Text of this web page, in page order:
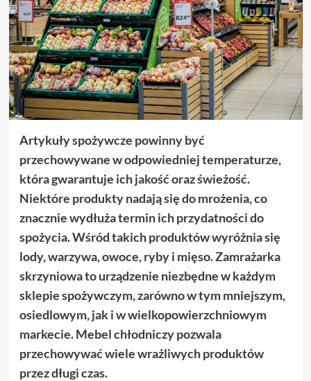
Artykuły spożywcze powinny być
przechowywane w odpowiedniej temperaturze,
która gwarantuje ich jakość oraz świeżość.
Niektóre produkty nadają się do mrożenia, co
znacznie wydłuża termin ich przydatności do
spożycia. Wśród takich produktów wyróżnia się
lody, warzywa, owoce, ryby i mięso. Zamrażarka
skrzyniowa to urządzenie niezbędne w każdym
sklepie spożywczym, zarówno w tym mniejszym,
osiedlowym, jak i w wielkopowierzchniowym
markecie. Mebel chłodniczy pozwala
przechowywać wiele wrażliwych produktów
przez długi czas.